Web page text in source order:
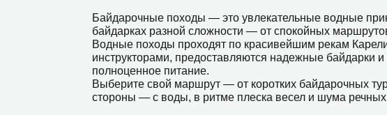
Байдарочные походы — это увлекательные водные
байдарках разной сложности — от спокойных
Водные походы проходят по красивейшим рекам
инструкторами, предоставляются надежные байдарки
полноценное питание.
Выберите свой маршрут — от коротких байдарочных
стороны — с воды, в ритме плеска весел и шума